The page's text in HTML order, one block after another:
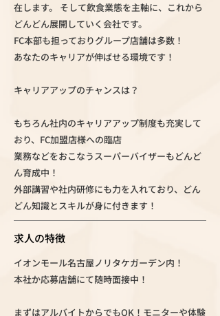
在します。 そして飲食業態を主軸に、これから
どんどん展開していく会社です。
FC本部も担っておりグループ店舗は多数！
あなたのキャリアが伸ばせる環境です！
キャリアアップのチャンスは？
もちろん社内のキャリアアップ制度も充実して
おり、FC加盟店様への臨店
業務などをおこなうスーパーバイザーもどんど
ん育成中！
外部講習や社内研修にも力を入れており、どん
どん知識とスキルが身に付きます！
求人の特徴
イオンモール名古屋ノリタケガーデン内！
本社か応募店舗にて随時面接中！
まずはアルバイトからでもOK！モニターや体験